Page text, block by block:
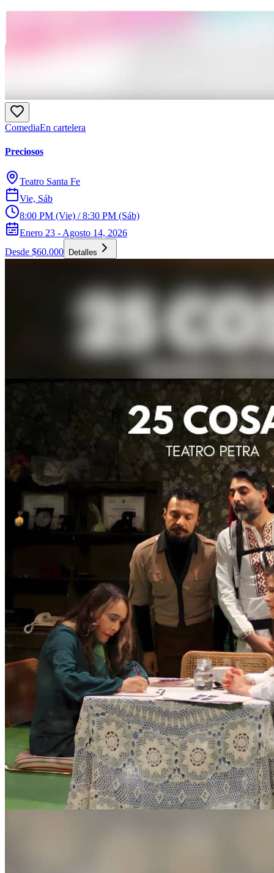
ComediaEn cartelera
Preciosos
Teatro Santa Fe
Vie, Sáb
8:00 PM (Vie) / 8:30 PM (Sáb)
Enero 23 - Agosto 14, 2026
Desde $60.000
Detalles